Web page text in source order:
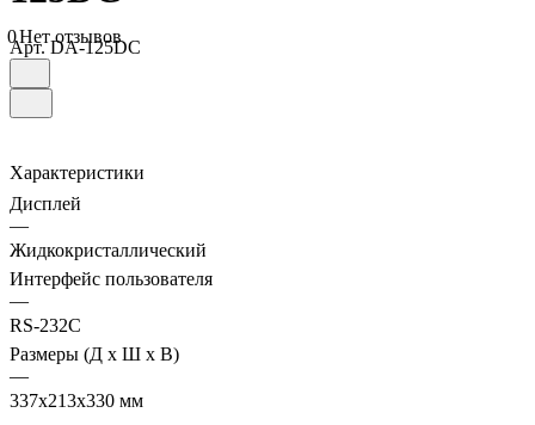
0Нет отзывов
Арт.DA-125DC
Характеристики
Дисплей
—
Жидкокристаллический
Интерфейс пользователя
—
RS-232C
Размеры (Д х Ш х В)
—
337x213x330 мм